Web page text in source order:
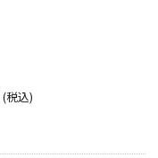
(税込)